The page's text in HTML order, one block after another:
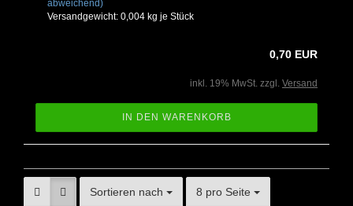
abweichend)
Versandgewicht: 0,004 kg je Stück
0,70 EUR
inkl. 19% MwSt. zzgl. Versand
IN DEN WARENKORB
Sortieren nach 8 pro Seite